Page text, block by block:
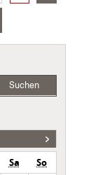
Suchen
Sa
So